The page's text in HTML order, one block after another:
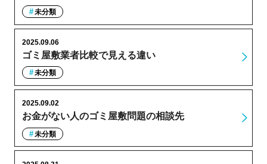
未分類
ゴミ屋敷業者比較で見える違い
2025.09.06
未分類
お金がない人のゴミ屋敷問題の相談先
2025.09.02
未分類